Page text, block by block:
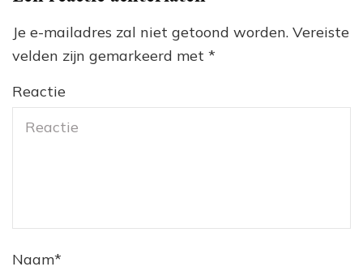
Je e-mailadres zal niet getoond worden. Vereiste
velden zijn gemarkeerd met *
Reactie
Naam*